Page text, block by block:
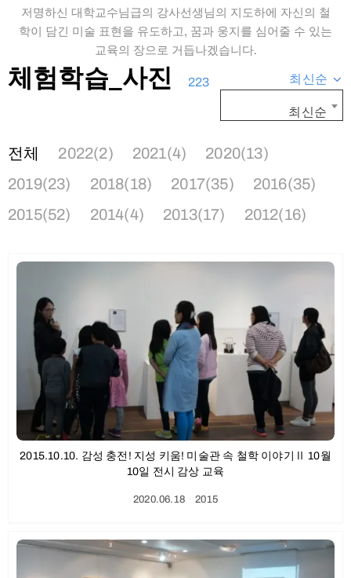
저명하신 대학교수님급의 강사선생님의 지도하에 자신의 철
학이 담긴 미술 표현을 유도하고, 꿈과 웅지를 심어줄 수 있는
교육의 장으로 거듭나겠습니다.
체험학습_사진 223 최신순
최신순
전체 2022(2) 2021(4)
2020(13)
2019(23)
2018(18) 2017(35)
2016(35)
2015(52)
2014(4) 2013(17) 2012(16)
2015.10.10. 감성 충전! 지성 키움! 미술관 속 철학 이야기Ⅱ 10월
10일 전시 감상 교육
2020.06.18ㆍ2015